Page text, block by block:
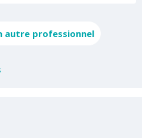
autre professionnel